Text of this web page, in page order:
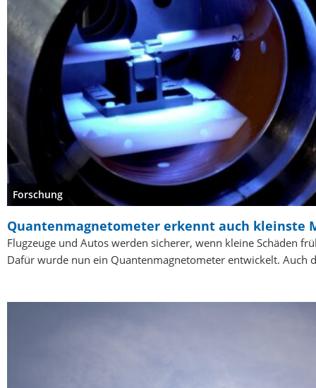
Forschung
Quantenmagnetometer erkennt auch kleinste
Flugzeuge und Autos werden sicherer, wenn kleine Schäden
Dafür wurde nun ein Quantenmagnetometer entwickelt. Auch